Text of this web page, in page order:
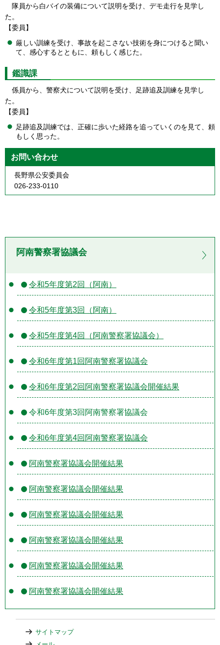
隊員から白バイの装備について説明を受け、デモ走行を見学し
た。
【委員】
厳しい訓練を受け、事故を起こさない技術を身につけると聞い
て、感心するとともに、頼もしく感じた。
鑑識課
係員から、警察犬について説明を受け、足跡追及訓練を見学し
た。
【委員】
足跡追及訓練では、正確に歩いた経路を追っていくのを見て、頼
もしく思った。
お問い合わせ
長野県公安委員会
026-233-0110
阿南警察署協議会
令和5年度第2回（阿南）
令和5年度第3回（阿南）
令和5年度第4回（阿南警察署協議会）
令和6年度第1回阿南警察署協議会
令和6年度第2回阿南警察署協議会開催結果
令和6年度第3回阿南警察署協議会
令和6年度第4回阿南警察署協議会
阿南警察署協議会開催結果
阿南警察署協議会開催結果
阿南警察署協議会開催結果
阿南警察署協議会開催結果
阿南警察署協議会開催結果
阿南警察署協議会開催結果
サイトマップ